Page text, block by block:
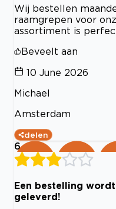
Wij bestellen
raamgrepen voor
assortiment is
Beveelt aan
10 June 2026
Michael
Amsterdam
delen
6
Een bestelling
geleverd!